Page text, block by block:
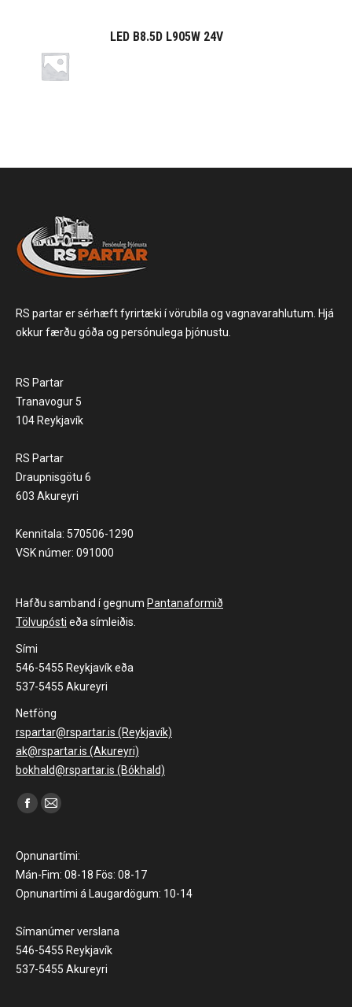
LED B8.5D L905W 24V
RS partar er sérhæft fyrirtæki í vörubíla og vagnavarahlutum. Hjá
okkur færðu góða og persónulega þjónustu.
RS Partar
Tranavogur 5
104 Reykjavík
RS Partar
Draupnisgötu 6
603 Akureyri
Kennitala: 570506-1290
VSK númer: 091000
Hafðu samband í gegnum Pantanaformið
Tölvupósti eða símleiðis.
Sími
546-5455 Reykjavík eða
537-5455 Akureyri
Netföng
rspartar@rspartar.is (Reykjavík)
ak@rspartar.is (Akureyri)
bokhald@rspartar.is (Bókhald)
Find us on:
Facebook
opens
in
new
Mail
opens
in
new
Opnunartími:
Mán-Fim: 08-18 Fös: 08-17
Opnunartími á Laugardögum: 10-14
Símanúmer verslana
546-5455 Reykjavík
537-5455 Akureyri